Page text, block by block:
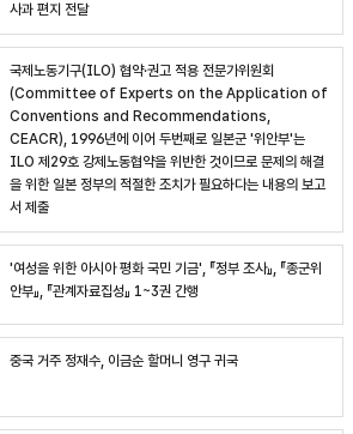
사과 편지 전달
국제노동기구(ILO) 협약·권고 적용 전문가위원회
(Committee of Experts on the Application of
Conventions and Recommendations,
CEACR), 1996년에 이어 두번째로 일본군 '위안부'는
ILO 제29호 강제노동협약을 위반한 것이므로 문제의 해결
을 위한 일본 정부의 적절한 조치가 필요하다는 내용의 보고
서 제출
'여성을 위한 아시아 평화 국민 기금', 『정부 조사』, 『종군위
안부』, 『관계자료집성』 1~3권 간행
중국 거주 정재수, 이금순 할머니 영구 귀국